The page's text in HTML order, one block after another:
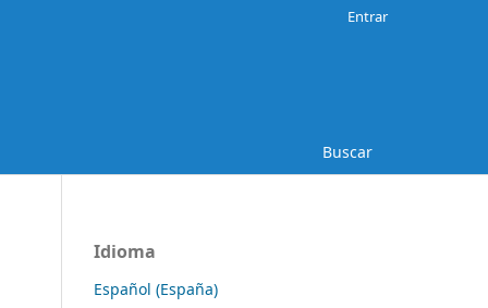
Buscar
Entrar
Idioma
Español (España)